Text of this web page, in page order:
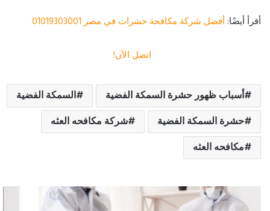
أقرأ أيضًا: أفضل شركة مكافحة حشرات في مصر 01019303001
اتصل الآن!
أسباب ظهور حشرة السمكة الفضية
السمكة الفضية
حشرة السمكة الفضية
شركة مكافحه العثه
مكافحه العثه